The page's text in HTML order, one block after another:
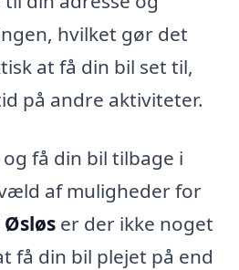
hvilket gør det
at få din bil set til,
på andre aktiviteter.
få din bil tilbage i
af muligheder for
er der ikke noget
få din bil plejet på end